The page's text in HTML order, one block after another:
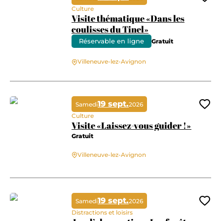
Visite thématique «Dans les
coulisses du Tinel»
Réservable en ligne Gratuit
Villeneuve-lez-Avignon
Culture
Visite thématique «Dans les coulisses du Tinel»
Visite «Laissez-vous guider !»
Gratuit
Villeneuve-lez-Avignon
Samedi19 sept.2026
Culture
Samedi19 sept.2026
Distractions et loisirs